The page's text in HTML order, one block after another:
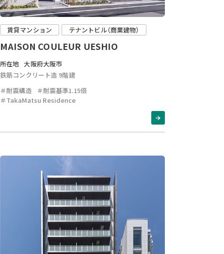
賃貸マンション テナントビル（商業建物）
MAISON COULEUR UESHIO
所在地 大阪府大阪市
鉄筋コンクリート造 9階建
＃耐震構造
＃耐震基準1.15倍
＃TakaMatsu Residence